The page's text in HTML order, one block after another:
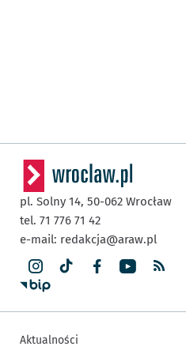
pl. Solny 14, 50-062 Wrocław
tel. 71 776 71 42
e-mail: redakcja@araw.pl
Aktualności